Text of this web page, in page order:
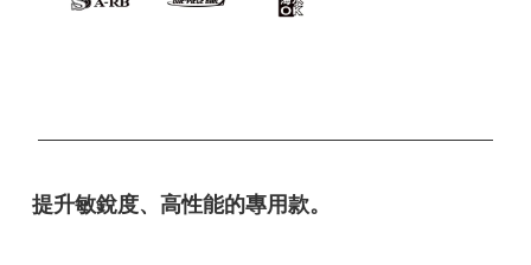
提升敏銳度、高性能的專用款。